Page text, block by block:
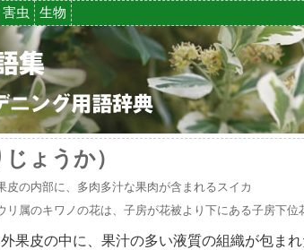
害虫 生物
ょうか）
皮の内部に、多肉多汁な果肉が含まれるスイカ
リ属のキワノの花は、子房が花被より下にある子房下位
果皮の中に、果汁の多い液質の組織が包ま